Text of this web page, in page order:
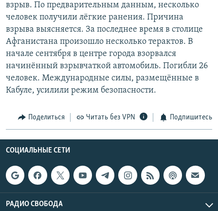
ПОДПИШИТЕСЬ НА РАССЫЛКУ
СОЦИАЛЬНЫЕ СЕТИ
Все сайты РСЕ/РС
взрыв. По предварительным данным, несколько
человек получили лёгкие ранения. Причина
взрыва выясняется. За последнее время в столице
Афганистана произошло несколько терактов. В
начале сентября в центре города взорвался
начинённый взрывчаткой автомобиль. Погибли 26
человек. Международные силы, размещённые в
Кабуле, усилили режим безопасности.
Поделиться Читать без VPN Подпишитесь
СОЦИАЛЬНЫЕ СЕТИ
РАДИО СВОБОДА